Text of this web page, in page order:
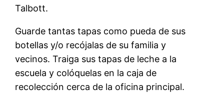
Talbott.
Guarde tantas tapas como pueda de sus
botellas y/o recójalas de su familia y
vecinos. Traiga sus tapas de leche a la
escuela y colóquelas en la caja de
recolección cerca de la oficina principal.